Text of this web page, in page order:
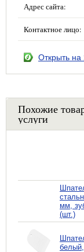
Адрес сайта:
Контактное лицо:
Открыть на
Похожие
услуги
мм,
(шт.)